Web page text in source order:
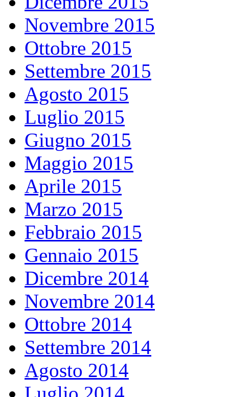
Novembre 2015
Ottobre 2015
Settembre 2015
Agosto 2015
Luglio 2015
Giugno 2015
Maggio 2015
Aprile 2015
Marzo 2015
Febbraio 2015
Gennaio 2015
Dicembre 2014
Novembre 2014
Ottobre 2014
Settembre 2014
Agosto 2014